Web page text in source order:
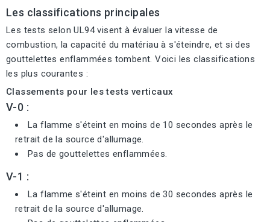
Les classifications principales
Les tests selon UL94 visent à évaluer la vitesse de
combustion, la capacité du matériau à s'éteindre, et si des
gouttelettes enflammées tombent. Voici les classifications
les plus courantes :
Classements pour les tests verticaux
V-0 :
La flamme s'éteint en moins de 10 secondes après le
retrait de la source d'allumage.
Pas de gouttelettes enflammées.
V-1 :
La flamme s'éteint en moins de 30 secondes après le
retrait de la source d'allumage.